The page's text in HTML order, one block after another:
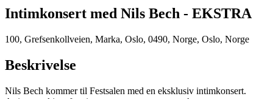
Intimkonsert med Nils Bech - EKSTRA
100, Grefsenkollveien, Marka, Oslo, 0490, Norge, Oslo, Norge
Beskrivelse
Nils Bech kommer til Festsalen med en eksklusiv intimkonsert.